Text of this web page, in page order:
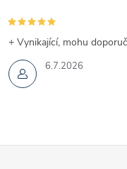
6.7.2026
+ Vynikající, mohu